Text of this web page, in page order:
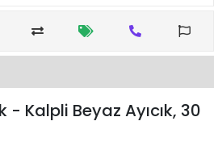
Kalpli Beyaz Ayıcık, 30